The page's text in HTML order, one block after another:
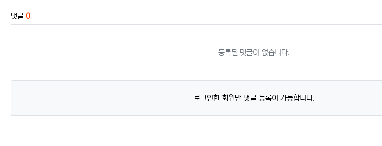
댓글 0
등록된 댓글이 없습니다.
로그인한 회원만 댓글 등록이 가능합니다.